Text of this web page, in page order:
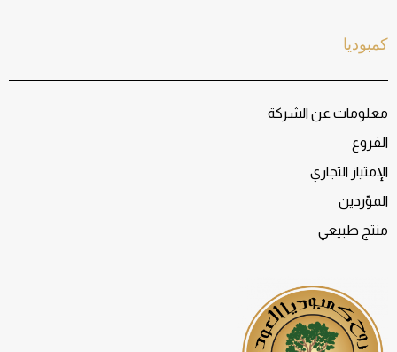
كمبوديا
معلومات عن الشركة
الفروع
الإمتياز التجاري
الموّردين
منتج طبيعي